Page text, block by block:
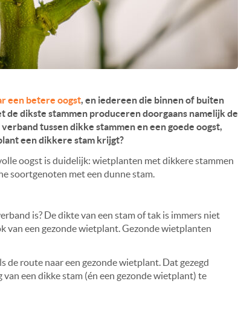
een betere oogst, en iedereen die binnen of buiten
dikste stammen produceren doorgaans namelijk de
tussen dikke stammen en een goede oogst,
een dikkere stam krijgt?
oogst is duidelijk: wietplanten met dikkere stammen
soortgenoten met een dunne stam.
is? De dikte van een stam of tak is immers niet
van een gezonde wietplant. Gezonde wietplanten
de route naar een gezonde wietplant. Dat gezegd
een dikke stam (én een gezonde wietplant) te